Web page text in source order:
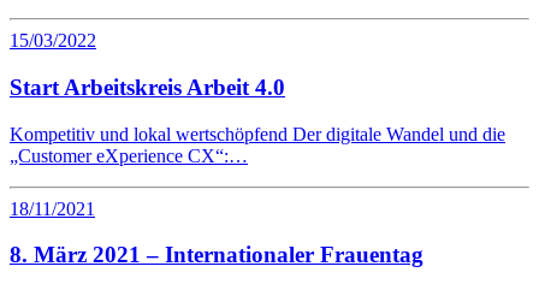
15/03/2022
Start Arbeitskreis Arbeit 4.0
Kompetitiv und lokal wertschöpfend Der digitale Wandel und die
„Customer eXperience CX“:…
18/11/2021
8. März 2021 – Internationaler Frauentag